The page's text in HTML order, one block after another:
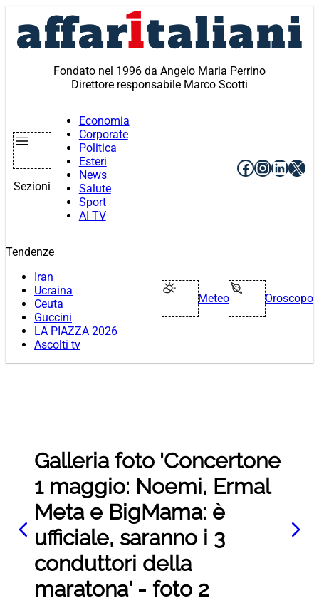
contenuto
Fondato nel 1996 da Angelo Maria Perrino
Direttore responsabile Marco Scotti
Sezioni
Economia
Corporate
Politica
Esteri
News
Salute
Sport
AI TV
Facebook
X
Tendenze
Iran
Ucraina
Ceuta
Guccini
LA PIAZZA 2026
Ascolti tv
Meteo Oroscopo
Galleria foto 'Concertone
1 maggio: Noemi, Ermal
Meta e BigMama: è
ufficiale, saranno i 3
conduttori della
maratona' - foto 2